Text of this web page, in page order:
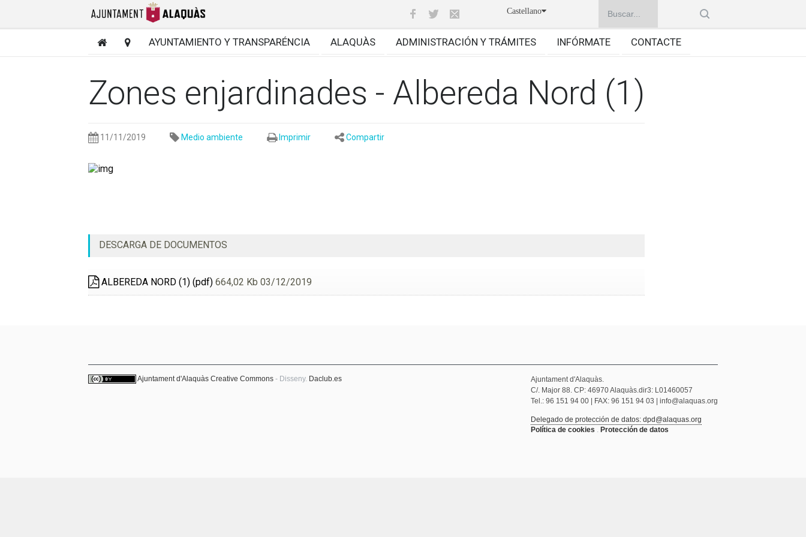
Castellano
AYUNTAMIENTO Y TRANSPARÉNCIA ALAQUÀS ADMINISTRACIÓN Y TRÁMITES INFÓRMATE CONTACTE
Zones enjardinades - Albereda Nord (1)
11/11/2019 Medio ambiente Imprimir Compartir
DESCARGA DE DOCUMENTOS
ALBEREDA NORD (1) (pdf) 664,02 Kb 03/12/2019
Ajuntament d'Alaquàs Creative Commons - Disseny. Daclub.es
Ajuntament d'Alaquàs.
C/. Major 88. CP: 46970 Alaquàs.dir3: L01460057
Tel.: 96 151 94 00 | FAX: 96 151 94 03 | info@alaquas.org
Delegado de protección de datos: dpd@alaquas.org
Política de cookies . Protección de datos